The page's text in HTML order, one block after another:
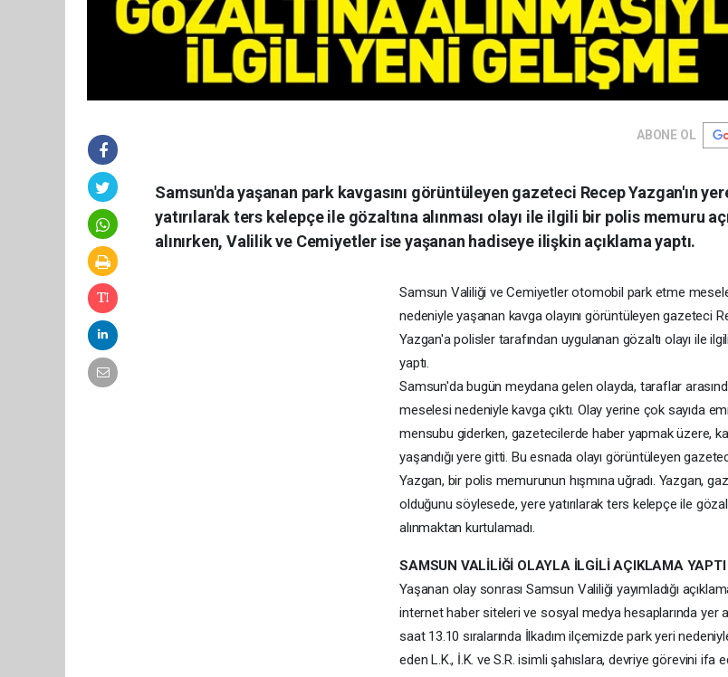
ABONE OL
Samsun'da yaşanan park kavgasını görüntüleyen gazeteci Recep Yazgan'ın
yatırılarak ters kelepçe ile gözaltına alınması olayı ile ilgili bir polis memuru
alınırken, Valilik ve Cemiyetler ise yaşanan hadiseye ilişkin açıklama yaptı.
Samsun Valiliği ve Cemiyetler otomobil park etme
nedeniyle yaşanan kavga olayını görüntüleyen gazeteci
Yazgan'a polisler tarafından uygulanan gözaltı olayı ile
yaptı.
Samsun'da bugün meydana gelen olayda, taraflar
meselesi nedeniyle kavga çıktı. Olay yerine çok sayıda
mensubu giderken, gazetecilerde haber yapmak üzere,
yaşandığı yere gitti. Bu esnada olayı görüntüleyen
Yazgan, bir polis memurunun hışmına uğradı. Yazgan,
olduğunu söylesede, yere yatırılarak ters kelepçe ile
alınmaktan kurtulamadı.
SAMSUN VALİLİĞİ OLAYLA İLGİLİ AÇIKLAMA YAPTI
Yaşanan olay sonrası Samsun Valiliği yayımladığı
internet haber siteleri ve sosyal medya hesaplarında yer
saat 13.10 sıralarında İlkadım ilçemizde park yeri
eden L.K., İ.K. ve S.R. isimli şahıslara, devriye görevini ifa